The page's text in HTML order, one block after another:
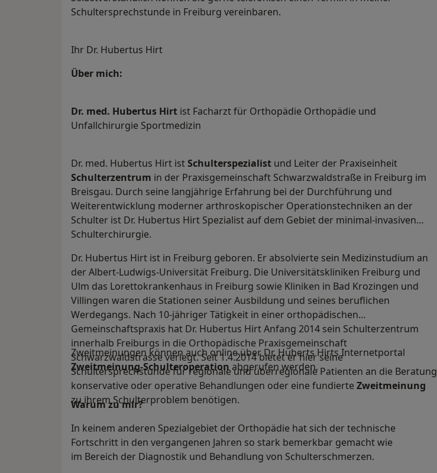
Schultersprechstunde in Freiburg vereinbaren.
Ihr Dr. Hubertus Hirt
Über mich:
Dr. med. Hubertus Hirt ist Facharzt für Orthopädie Orthopädie und
Unfallchirurgie Sportmedizin
Dr. med. Hubertus Hirt istSchulterspezialist und Leiter der Praxiseinheit
Schulterzentrum in der Praxisgemeinschaft Schwarzwaldstraße in Freiburg im
Breisgau. Durch seine langjährige Erfahrung bei der Durchführung und
Weiterentwicklung moderner arthroskopischer Operationstechniken an der
Schulter ist Dr. Hubertus Hirt Spezialist auf dem Gebiet der minimal-invasiven
Schulterchirurgie.
Dr. Hubertus Hirt ist in Freiburg geboren. Er absolvierte sein Medizinstudium an
der Albert-Ludwigs-Universität Freiburg. Die Universitätskliniken Freiburg und
Ulm das Lorettokrankenhaus in Freiburg sowie Kliniken in Bad Krozingen und
Villingen waren die Stationen seiner Ausbildung und seines beruflichen
Werdegangs. Nach 10-jähriger Tätigkeit in einer orthopädischen
Gemeinschaftspraxis hat Dr. Hubertus Hirt Anfang 2014 sein Schulterzentrum
innerhalb Freiburgs in die Orthopädische Praxisgemeinschaft
Schwarzwaldstrasse verlegt. Seit 1.4.2014 bietet er hier seine
Schultersprechstunde für regionale und überregionale Patienten an die Beratung
konservative oder operative Behandlungen oder eine fundierte Zweitmeinung
zu ihrem Schulterproblem benötigen.
Zweitmeinungen können auch online über Dr. Huberts Hirts Internetportal
Zweitmeinung-Schulteroperationabgerufen werden.
Warum zu mir?
In keinem anderen Spezialgebiet der Orthopädie hat sich der technische
Fortschritt in den vergangenen Jahren so stark bemerkbar gemacht wie
im Bereich der Diagnostik und Behandlung von Schulterschmerzen.